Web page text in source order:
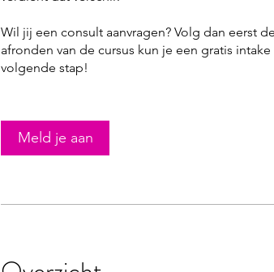
Wil jij een consult aanvragen? Volg dan eerst
afronden van de cursus kun je een gratis
volgende stap!
Meld je aan